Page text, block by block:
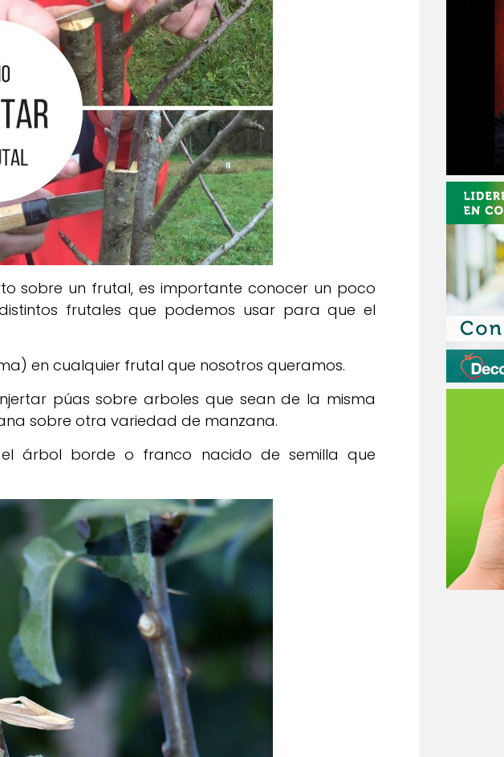
sobre un frutal, es importante conocer un poco
frutales que podemos usar para que el
en cualquier frutal que nosotros queramos.
púas sobre arboles que sean de la misma
sobre otra variedad de manzana.
el árbol borde o franco nacido de semilla que